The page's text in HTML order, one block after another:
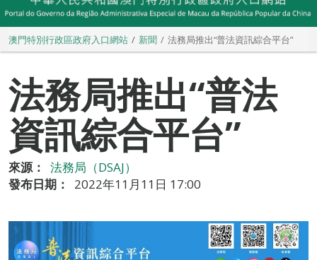
澳門特別行政區政府入口網站 新聞 法務局推出“普法資訊綜合平台”
法務局推出“普法
資訊綜合平台”
來源：
法務局（DSAJ）
發布日期：
2022年11月11日 17:00